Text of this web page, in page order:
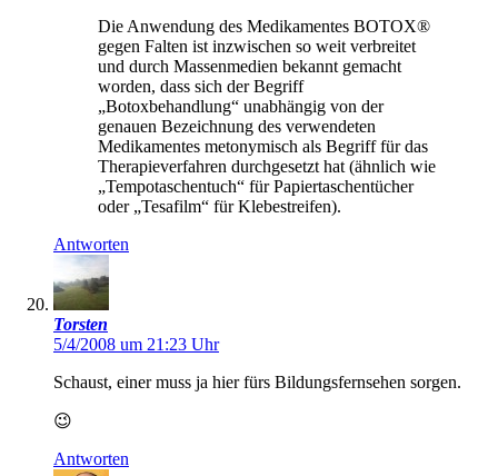
Die Anwendung des Medikamentes BOTOX®
gegen Falten ist inzwischen so weit verbreitet
und durch Massenmedien bekannt gemacht
worden, dass sich der Begriff
„Botoxbehandlung“ unabhängig von der
genauen Bezeichnung des verwendeten
Medikamentes metonymisch als Begriff für das
Therapieverfahren durchgesetzt hat (ähnlich wie
„Tempotaschentuch“ für Papiertaschentücher
oder „Tesafilm“ für Klebestreifen).
Antworten
Torsten
5/4/2008 um 21:23 Uhr
Schaust, einer muss ja hier fürs Bildungsfernsehen sorgen.
😉
Antworten